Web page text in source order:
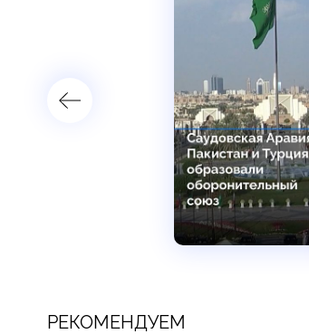
РЕКОМЕНДУЕМ